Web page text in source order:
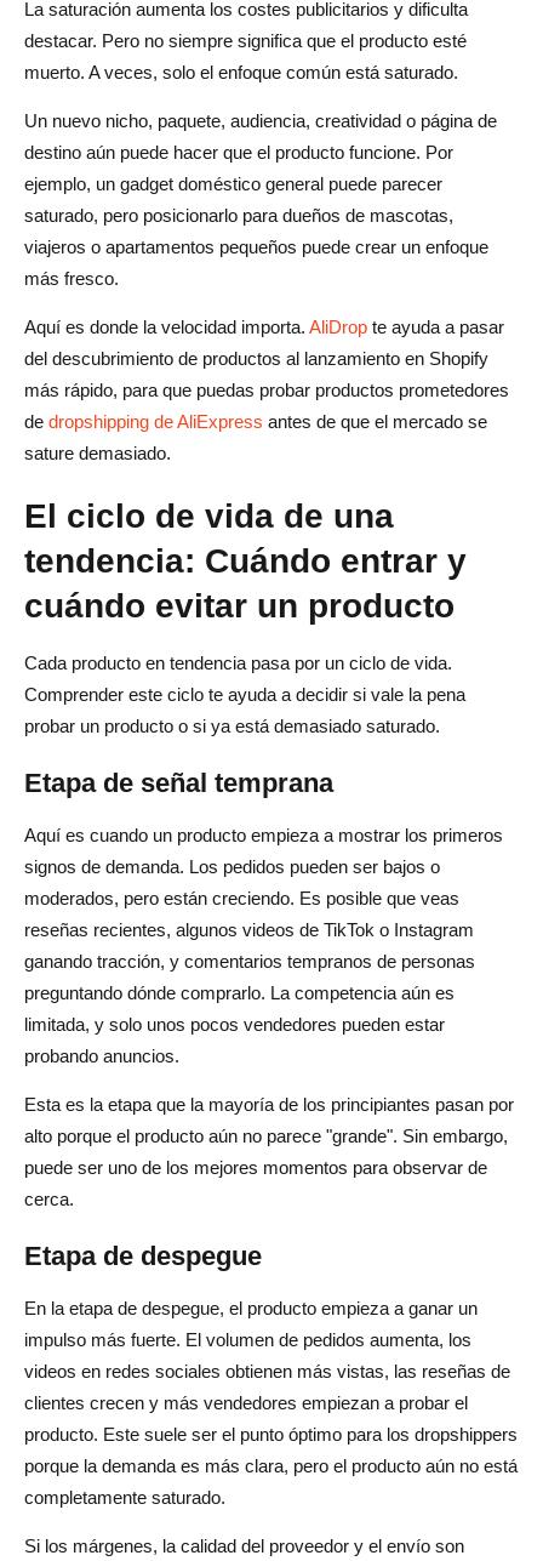
La saturación aumenta los costes publicitarios y dificulta
destacar. Pero no siempre significa que el producto esté
muerto. A veces, solo el enfoque común está saturado.
Un nuevo nicho, paquete, audiencia, creatividad o página de
destino aún puede hacer que el producto funcione. Por
ejemplo, un gadget doméstico general puede parecer
saturado, pero posicionarlo para dueños de mascotas,
viajeros o apartamentos pequeños puede crear un enfoque
más fresco.
Aquí es donde la velocidad importa. AliDrop te ayuda a pasar
del descubrimiento de productos al lanzamiento en Shopify
más rápido, para que puedas probar productos prometedores
de dropshipping de AliExpress antes de que el mercado se
sature demasiado.
El ciclo de vida de una
tendencia: Cuándo entrar y
cuándo evitar un producto
Cada producto en tendencia pasa por un ciclo de vida.
Comprender este ciclo te ayuda a decidir si vale la pena
probar un producto o si ya está demasiado saturado.
Etapa de señal temprana
Aquí es cuando un producto empieza a mostrar los primeros
signos de demanda. Los pedidos pueden ser bajos o
moderados, pero están creciendo. Es posible que veas
reseñas recientes, algunos videos de TikTok o Instagram
ganando tracción, y comentarios tempranos de personas
preguntando dónde comprarlo. La competencia aún es
limitada, y solo unos pocos vendedores pueden estar
probando anuncios.
Esta es la etapa que la mayoría de los principiantes pasan por
alto porque el producto aún no parece "grande". Sin embargo,
puede ser uno de los mejores momentos para observar de
cerca.
Etapa de despegue
En la etapa de despegue, el producto empieza a ganar un
impulso más fuerte. El volumen de pedidos aumenta, los
videos en redes sociales obtienen más vistas, las reseñas de
clientes crecen y más vendedores empiezan a probar el
producto. Este suele ser el punto óptimo para los dropshippers
porque la demanda es más clara, pero el producto aún no está
completamente saturado.
Si los márgenes, la calidad del proveedor y el envío son